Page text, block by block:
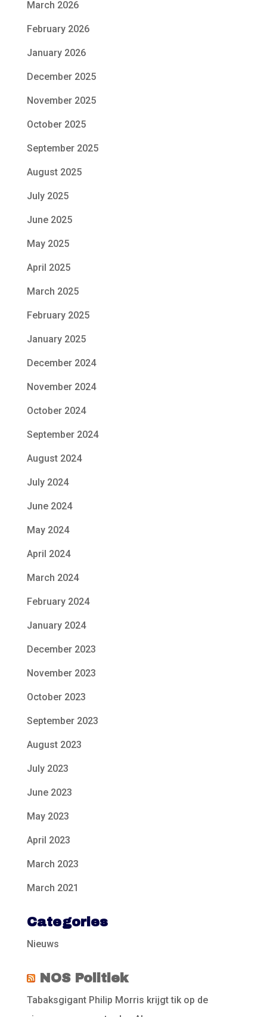
March 2026
February 2026
January 2026
December 2025
November 2025
October 2025
September 2025
August 2025
July 2025
June 2025
May 2025
April 2025
March 2025
February 2025
January 2025
December 2024
November 2024
October 2024
September 2024
August 2024
July 2024
June 2024
May 2024
April 2024
March 2024
February 2024
January 2024
December 2023
November 2023
October 2023
September 2023
August 2023
July 2023
June 2023
May 2023
April 2023
March 2023
March 2021
Categories
Nieuws
NOS Politiek
Tabaksgigant Philip Morris krijgt tik op de